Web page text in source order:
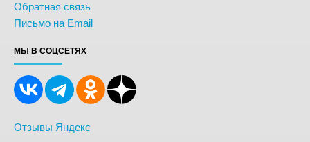
Обратная связь
Письмо на Email
МЫ В СОЦСЕТЯХ
Отзывы Яндекс